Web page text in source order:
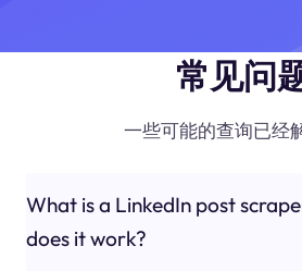
常见问
一些可能的查询已经
What is a LinkedIn post
does it work?